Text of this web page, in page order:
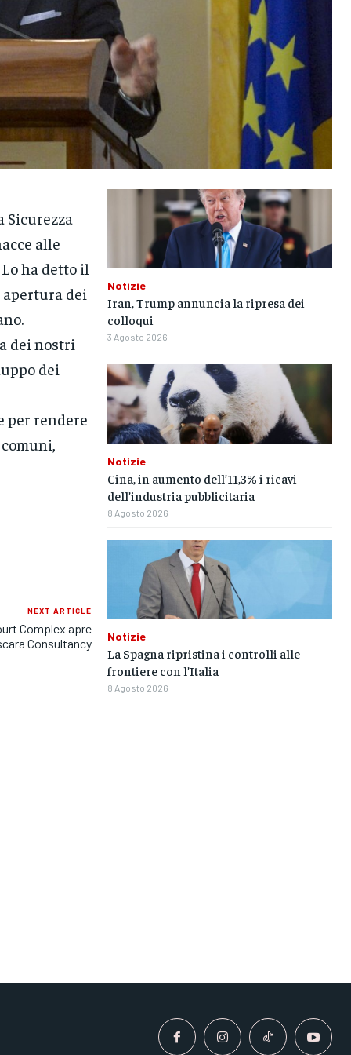
Sicurezza
alle
ha detto il
dei
dei nostri
dei
per rendere
NEXT ARTICLE
Complex apre
Consultancy
Notizie
Iran, Trump annuncia la ripresa dei
colloqui
3 Agosto 2026
Notizie
Cina, in aumento dell’11,3% i ricavi
dell’industria pubblicitaria
8 Agosto 2026
Notizie
La Spagna ripristina i controlli alle
frontiere con l’Italia
8 Agosto 2026